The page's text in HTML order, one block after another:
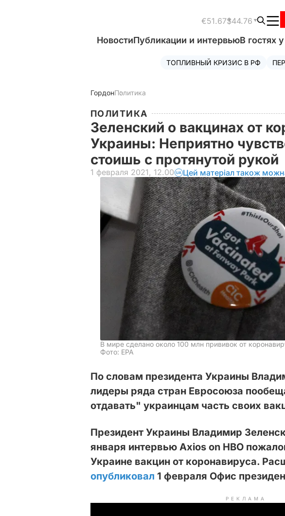
€51.67$44.76
НовостиПубликации и интервьюВ гостях
ТОПЛИВНЫЙ КРИЗИС В РФ
ГордонПолитика
ПОЛИТИКА
Зеленский о вакцинах от
Украины: Неприятно
стоишь с протянутой рукой
1 февраля 2021, 12.00 Цей матеріал також
В мире сделано около 100 млн прививок от
Фото: ЕРА
По словам президента Украины
лидеры ряда стран Евросоюза
отдавать" украинцам часть своих
Президент Украины Владимир
января интервью Axios on HBO
Украине вакцин от коронавируса.
опубликовал 1 февраля Офис
РЕКЛАМА